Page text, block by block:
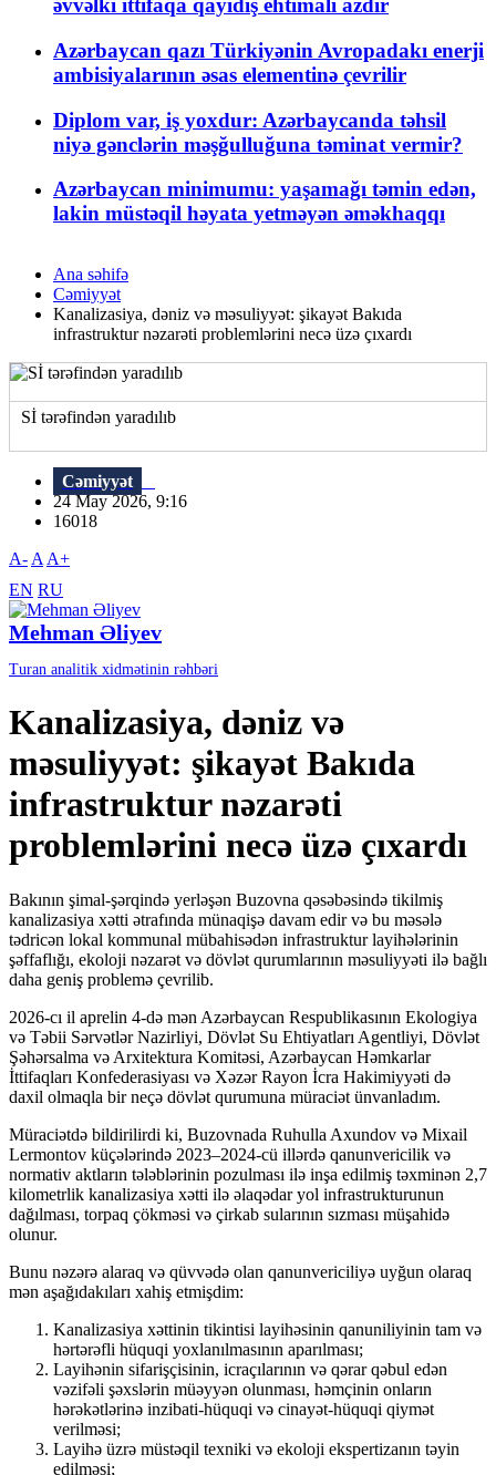
əvvəlki ittifaqa qayıdış ehtimalı azdır
Azərbaycan qazı Türkiyənin Avropadakı enerji
ambisiyalarının əsas elementinə çevrilir
Diplom var, iş yoxdur: Azərbaycanda təhsil
niyə gənclərin məşğulluğuna təminat vermir?
Azərbaycan minimumu: yaşamağı təmin edən,
lakin müstəqil həyata yetməyən əməkhaqqı
Ana səhifə
Cəmiyyət
Kanalizasiya, dəniz və məsuliyyət: şikayət Bakıda
infrastruktur nəzarəti problemlərini necə üzə çıxardı
Sİ tərəfindən yaradılıb
Cəmiyyət
24 May 2026, 9:16
16018
A- A A+
EN RU
Mehman Əliyev
Turan analitik xidmətinin rəhbəri
Kanalizasiya, dəniz və
məsuliyyət: şikayət Bakıda
infrastruktur nəzarəti
problemlərini necə üzə çıxardı
Bakının şimal-şərqində yerləşən Buzovna qəsəbəsində tikilmiş
kanalizasiya xətti ətrafında münaqişə davam edir və bu məsələ
tədricən lokal kommunal mübahisədən infrastruktur layihələrinin
şəffaflığı, ekoloji nəzarət və dövlət qurumlarının məsuliyyəti ilə bağlı
daha geniş problemə çevrilib.
2026-cı il aprelin 4-də mən Azərbaycan Respublikasının Ekologiya
və Təbii Sərvətlər Nazirliyi, Dövlət Su Ehtiyatları Agentliyi, Dövlət
Şəhərsalma və Arxitektura Komitəsi, Azərbaycan Həmkarlar
İttifaqları Konfederasiyası və Xəzər Rayon İcra Hakimiyyəti də
daxil olmaqla bir neçə dövlət qurumuna müraciət ünvanladım.
Müraciətdə bildirilirdi ki, Buzovnada Ruhulla Axundov və Mixail
Lermontov küçələrində 2023–2024-cü illərdə qanunvericilik və
normativ aktların tələblərinin pozulması ilə inşa edilmiş təxminən 2,7
kilometrlik kanalizasiya xətti ilə əlaqədar yol infrastrukturunun
dağılması, torpaq çökməsi və çirkab sularının sızması müşahidə
olunur.
Bunu nəzərə alaraq və qüvvədə olan qanunvericiliyə uyğun olaraq
mən aşağıdakıları xahiş etmişdim:
Kanalizasiya xəttinin tikintisi layihəsinin qanuniliyinin tam və
hərtərəfli hüquqi yoxlanılmasının aparılması;
Layihənin sifarişçisinin, icraçılarının və qərar qəbul edən
vəzifəli şəxslərin müəyyən olunması, həmçinin onların
hərəkətlərinə inzibati-hüquqi və cinayət-hüquqi qiymət
verilməsi;
Layihə üzrə müstəqil texniki və ekoloji ekspertizanın təyin
edilməsi;